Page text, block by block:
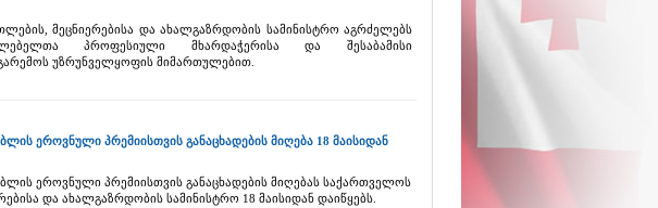
მეცნიერებისა და ახალგაზრდობის სამინისტრო აგრძელებს
პროფესიული მხარდაჭერისა და შესაბამისი
უზრუნველყოფის მიმართულებით.
ეროვნული პრემიისთვის განაცხადების მიღება 18 მაისიდან
ეროვნული პრემიისთვის განაცხადების მიღებას საქართველოს
და ახალგაზრდობის სამინისტრო 18 მაისიდან დაიწყებს.